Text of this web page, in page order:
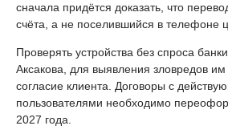
сначала придётся доказать, что
счёта, а не поселившийся в телефоне
Проверять устройства без спроса
Аксакова, для выявления зловредов им
согласие клиента. Договоры с
пользователями необходимо
2027 года.